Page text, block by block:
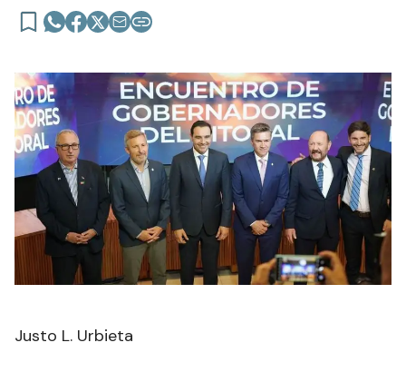
Justo L. Urbieta